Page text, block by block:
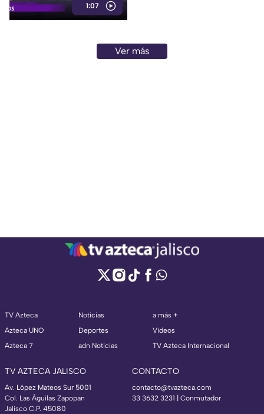
1:07
Ver más
TV Azteca
Azteca UNO
Azteca 7
Noticias
Deportes
adn Noticias
a más +
Videos
TV Azteca Internacional
TV AZTECA JALISCO
Av. López Mateos Sur 5001
Col. Las Águilas Zapopan
Jalisco C.P. 45080
CONTACTO
contacto@tvazteca.com
33 3632 3231 | Conmutador